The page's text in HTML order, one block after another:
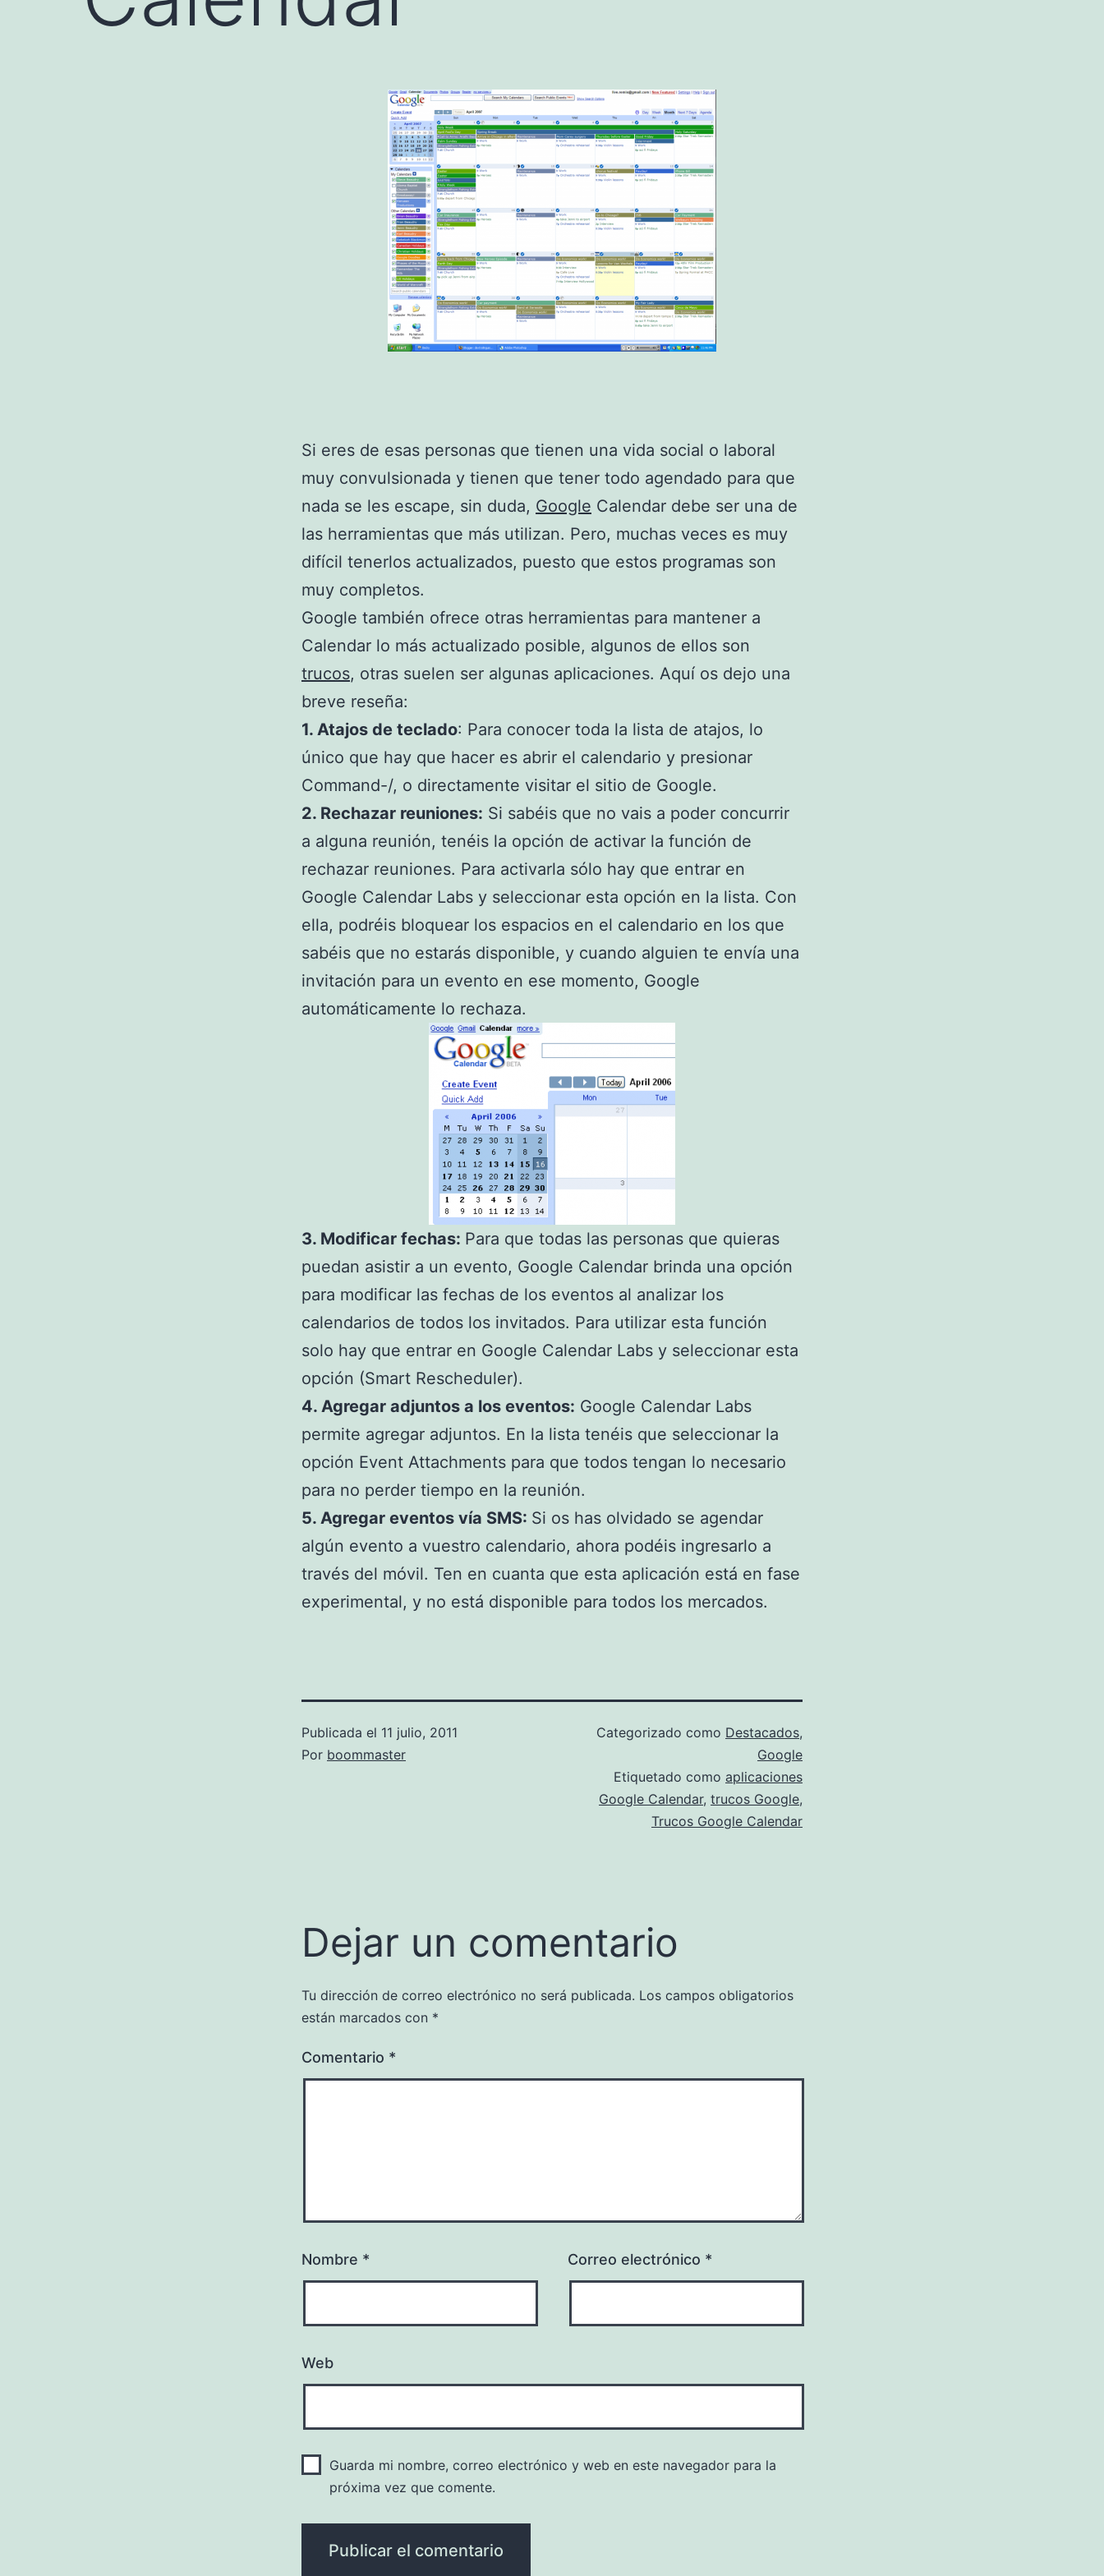
Si eres de esas personas que tienen una vida social o laboral
muy convulsionada y tienen que tener todo agendado para que
nada se les escape, sin duda, Google Calendar debe ser una de
las herramientas que más utilizan. Pero, muchas veces es muy
difícil tenerlos actualizados, puesto que estos programas son
muy completos.
Google también ofrece otras herramientas para mantener a
Calendar lo más actualizado posible, algunos de ellos son
trucos, otras suelen ser algunas aplicaciones. Aquí os dejo una
breve reseña:
1. Atajos de teclado: Para conocer toda la lista de atajos, lo
único que hay que hacer es abrir el calendario y presionar
Command-/, o directamente visitar el sitio de Google.
2. Rechazar reuniones: Si sabéis que no vais a poder concurrir
a alguna reunión, tenéis la opción de activar la función de
rechazar reuniones. Para activarla sólo hay que entrar en
Google Calendar Labs y seleccionar esta opción en la lista. Con
ella, podréis bloquear los espacios en el calendario en los que
sabéis que no estarás disponible, y cuando alguien te envía una
invitación para un evento en ese momento, Google
automáticamente lo rechaza.
3. Modificar fechas: Para que todas las personas que quieras
puedan asistir a un evento, Google Calendar brinda una opción
para modificar las fechas de los eventos al analizar los
calendarios de todos los invitados. Para utilizar esta función
solo hay que entrar en Google Calendar Labs y seleccionar esta
opción (Smart Rescheduler).
4. Agregar adjuntos a los eventos: Google Calendar Labs
permite agregar adjuntos. En la lista tenéis que seleccionar la
opción Event Attachments para que todos tengan lo necesario
para no perder tiempo en la reunión.
5. Agregar eventos vía SMS: Si os has olvidado se agendar
algún evento a vuestro calendario, ahora podéis ingresarlo a
través del móvil. Ten en cuanta que esta aplicación está en fase
experimental, y no está disponible para todos los mercados.
Publicada el 11 julio, 2011
Por boommaster
Categorizado como Destacados,
Google
Etiquetado como aplicaciones
Google Calendar, trucos Google,
Trucos Google Calendar
Dejar un comentario
Tu dirección de correo electrónico no será publicada. Los campos obligatorios
están marcados con *
Comentario *
Nombre * Correo electrónico *
Web
Guarda mi nombre, correo electrónico y web en este navegador para la
próxima vez que comente.